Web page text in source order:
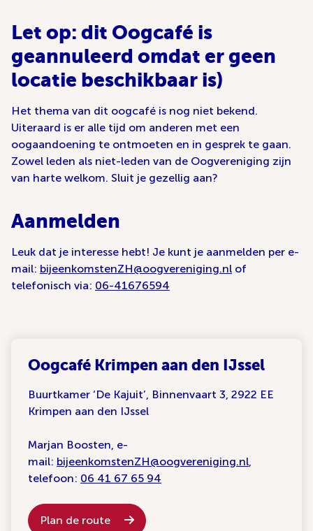
Let op: dit Oogcafé is
geannuleerd omdat er geen
locatie beschikbaar is)
Het thema van dit oogcafé is nog niet bekend.
Uiteraard is er alle tijd om anderen met een
oogaandoening te ontmoeten en in gesprek te gaan.
Zowel leden als niet-leden van de Oogvereniging zijn
van harte welkom. Sluit je gezellig aan?
Aanmelden
Leuk dat je interesse hebt! Je kunt je aanmelden per e-
mail: bijeenkomstenZH@oogvereniging.nl of
telefonisch via: 06-41676594
Oogcafé Krimpen aan den IJssel
Buurtkamer ‘De Kajuit’, Binnenvaart 3, 2922 EE
Krimpen aan den IJssel
Marjan Boosten, e-
mail: bijeenkomstenZH@oogvereniging.nl,
telefoon: 06 41 67 65 94
Plan de route